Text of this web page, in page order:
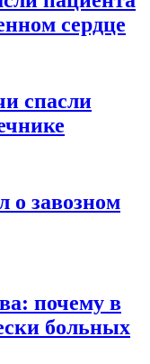
сердце
спасли
о завозном
почему в
больных